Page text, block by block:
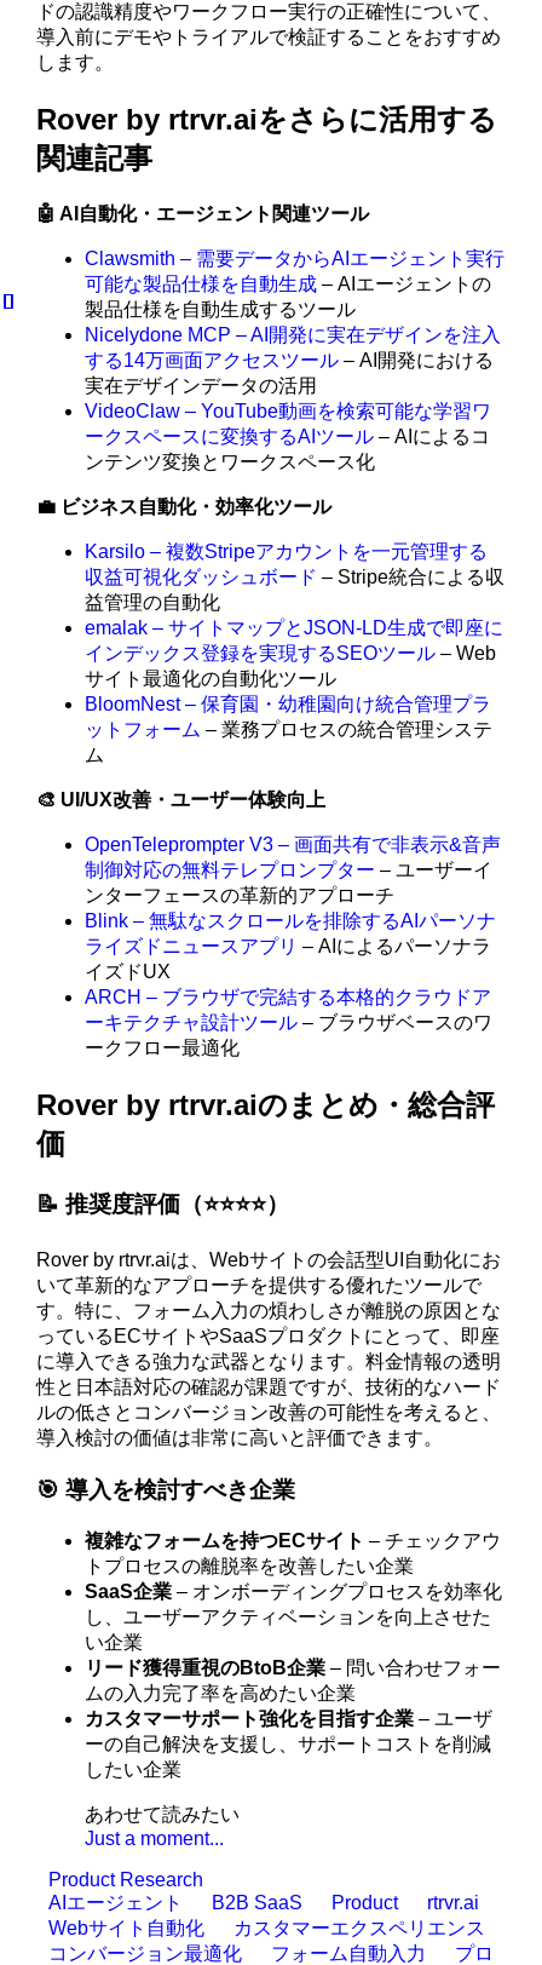
ドの認識精度やワークフロー実行の正確性について、
導入前にデモやトライアルで検証することをおすすめ
します。
Rover by rtrvr.aiをさらに活用する
関連記事
🤖 AI自動化・エージェント関連ツール
Clawsmith – 需要データからAIエージェント実行
可能な製品仕様を自動生成 – AIエージェントの
製品仕様を自動生成するツール
Nicelydone MCP – AI開発に実在デザインを注入
する14万画面アクセスツール – AI開発における
実在デザインデータの活用
VideoClaw – YouTube動画を検索可能な学習ワ
ークスペースに変換するAIツール – AIによるコ
ンテンツ変換とワークスペース化
💼 ビジネス自動化・効率化ツール
Karsilo – 複数Stripeアカウントを一元管理する
収益可視化ダッシュボード – Stripe統合による収
益管理の自動化
emalak – サイトマップとJSON-LD生成で即座に
インデックス登録を実現するSEOツール – Web
サイト最適化の自動化ツール
BloomNest – 保育園・幼稚園向け統合管理プラ
ットフォーム – 業務プロセスの統合管理システ
ム
🎨 UI/UX改善・ユーザー体験向上
OpenTeleprompter V3 – 画面共有で非表示&音声
制御対応の無料テレプロンプター – ユーザーイ
ンターフェースの革新的アプローチ
Blink – 無駄なスクロールを排除するAIパーソナ
ライズドニュースアプリ – AIによるパーソナラ
イズドUX
ARCH – ブラウザで完結する本格的クラウドア
ーキテクチャ設計ツール – ブラウザベースのワ
ークフロー最適化
Rover by rtrvr.aiのまとめ・総合評
価
📝 推奨度評価（⭐️⭐️⭐️⭐️）
Rover by rtrvr.aiは、Webサイトの会話型UI自動化にお
いて革新的なアプローチを提供する優れたツールで
す。特に、フォーム入力の煩わしさが離脱の原因とな
っているECサイトやSaaSプロダクトにとって、即座
に導入できる強力な武器となります。料金情報の透明
性と日本語対応の確認が課題ですが、技術的なハード
ルの低さとコンバージョン改善の可能性を考えると、
導入検討の価値は非常に高いと評価できます。
🎯 導入を検討すべき企業
複雑なフォームを持つECサイト – チェックアウ
トプロセスの離脱率を改善したい企業
SaaS企業 – オンボーディングプロセスを効率化
し、ユーザーアクティベーションを向上させた
い企業
リード獲得重視のBtoB企業 – 問い合わせフォー
ムの入力完了率を高めたい企業
カスタマーサポート強化を目指す企業 – ユーザ
ーの自己解決を支援し、サポートコストを削減
したい企業
あわせて読みたい
Just a moment...
Product Research
AIエージェント
B2B SaaS Product
rtrvr.ai
Webサイト自動化
カスタマーエクスペリエンス
コンバージョン最適化
フォーム自動入力
プロ